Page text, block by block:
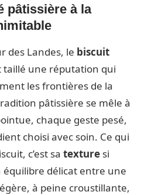
pâtissière à la
des Landes, le biscuit
taillé une réputation qui
les frontières de la
pâtissière se mêle à
chaque geste pesé,
choisi avec soin. Ce qui
c’est sa texture si
équilibre délicat entre une
à peine croustillante,